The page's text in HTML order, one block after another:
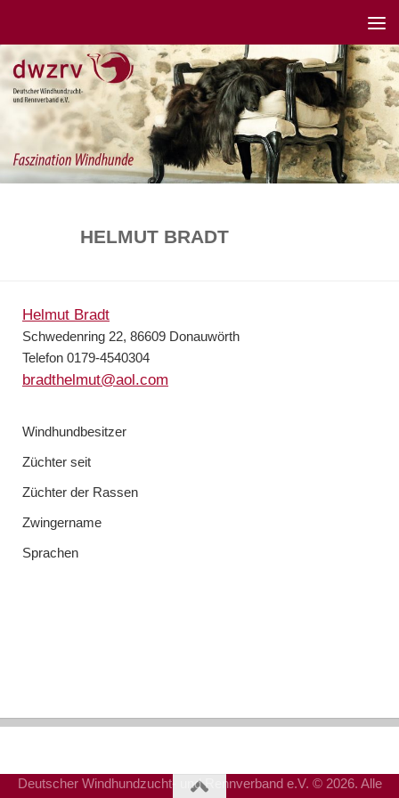
HELMUT BRADT
Helmut Bradt
Schwedenring 22, 86609 Donauwörth
Telefon 0179-4540304
bradthelmut@aol.com
Windhundbesitzer
Züchter seit
Züchter der Rassen
Zwingername
Sprachen
Deutscher Windhundzucht- und Rennverband e.V. © 2026. Alle